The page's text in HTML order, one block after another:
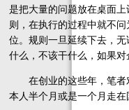
是把大量的问题放在桌面
则，在执行的过程中就不
位。规则一旦延续下去，
什么，不该干什么，如果
在创业的这些年，笔者对
本人半个月或是一个月走